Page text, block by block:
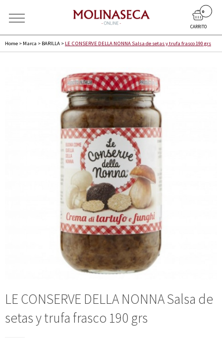
CARRITO
0
Home > Marca > BARILLA > LE CONSERVE DELLA NONNA Salsa de setas y trufa frasco 190 grs
LE CONSERVE DELLA NONNA Salsa de
setas y trufa frasco 190 grs